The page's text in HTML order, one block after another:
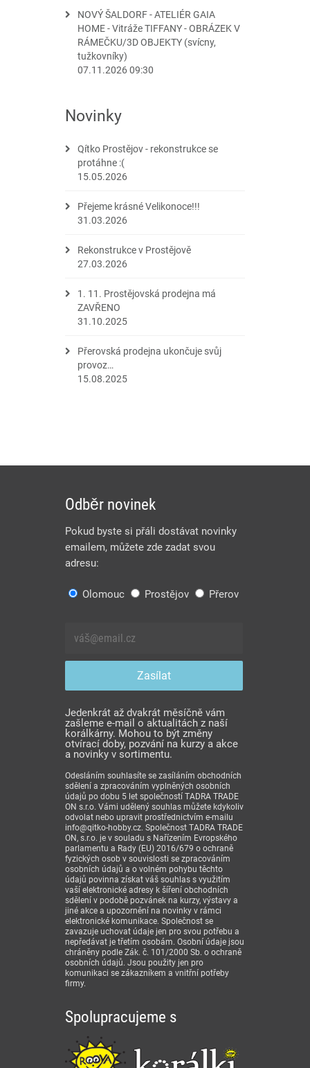
NOVÝ ŠALDORF - ATELIÉR GAIA
HOME - Vitráže TIFFANY - OBRÁZEK V
RÁMEČKU/3D OBJEKTY (svícny,
tužkovníky)
07.11.2026 09:30
Novinky
Qítko Prostějov - rekonstrukce se
protáhne :(
15.05.2026
Přejeme krásné Velikonoce!!!
31.03.2026
Rekonstrukce v Prostějově
27.03.2026
1. 11. Prostějovská prodejna má
ZAVŘENO
31.10.2025
Přerovská prodejna ukončuje svůj
provoz…
15.08.2025
Odběr novinek
Pokud byste si přáli dostávat novinky
emailem, můžete zde zadat svou
adresu:
Olomouc Prostějov Přerov
Jedenkrát až dvakrát měsíčně vám
zašleme e-mail o aktualitách z naší
korálkárny. Mohou to být změny
otvírací doby, pozvání na kurzy a akce
a novinky v sortimentu.
Odesláním souhlasíte se zasíláním obchodních
sdělení a zpracováním vyplněných osobních
údajů po dobu 5 let společností TADRA TRADE
ON s.r.o. Vámi udělený souhlas můžete kdykoliv
odvolat nebo upravit prostřednictvím e-mailu
info@qitko-hobby.cz. Společnost TADRA TRADE
ON, s.r.o. je v souladu s Nařízením Evropského
parlamentu a Rady (EU) 2016/679 o ochraně
fyzických osob v souvislosti se zpracováním
osobních údajů a o volném pohybu těchto
údajů povinna získat váš souhlas s využitím
vaší elektronické adresy k šíření obchodních
sdělení v podobě pozvánek na kurzy, výstavy a
jiné akce a upozornění na novinky v rámci
elektronické komunikace. Společnost se
zavazuje uchovat údaje jen pro svou potřebu a
nepředávat je třetím osobám. Osobní údaje jsou
chráněny podle Zák. č. 101/2000 Sb. o ochraně
osobních údajů. Jsou použity jen pro
komunikaci se zákazníkem a vnitřní potřeby
firmy.
Spolupracujeme s